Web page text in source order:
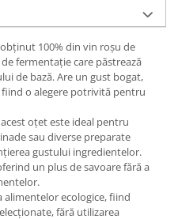
100% din vin roșu de
fermentație care păstrează
de bază. Are un gust bogat,
o alegere potrivită pentru
oțet este ideal pentru
sau diverse preparate
gustului ingredientelor.
un plus de savoare fără a
alimentelor ecologice, fiind
fără utilizarea